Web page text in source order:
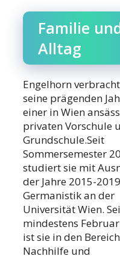
Familie
Alltag
Engelhorn
seine prägenden
einer in Wien
privaten Vorschule
Grundschule.Seit
Sommersemester
studiert sie mit
der Jahre 2015-2019
Germanistik an der
Universität Wien.
mindestens
ist sie in den
Nachhilfe und